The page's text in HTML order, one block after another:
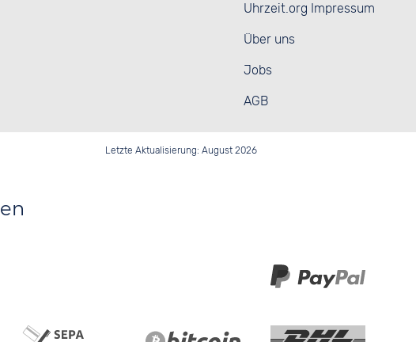
Uhrzeit.org Impressum
Über uns
Jobs
AGB
Letzte Aktualisierung: August 2026